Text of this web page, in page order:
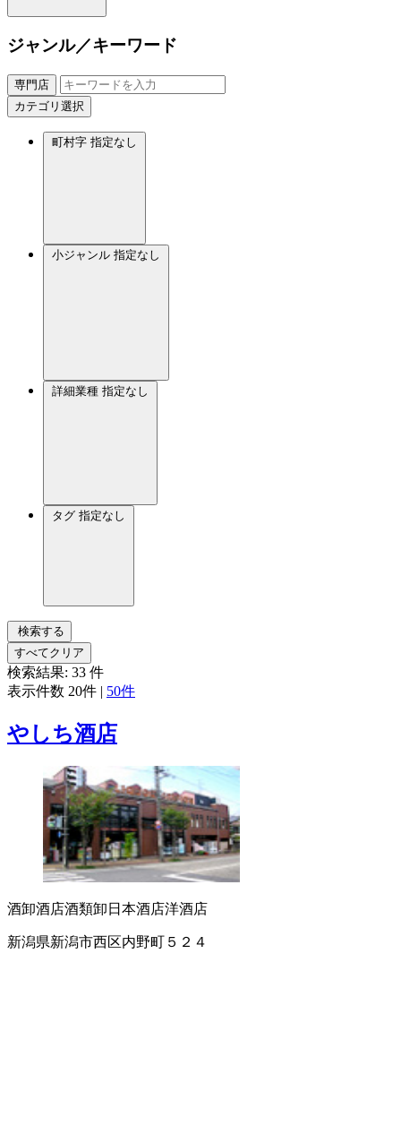
ジャンル／キーワード
専門店
カテゴリ選択
町村字 指定なし
小ジャンル 指定なし
詳細業種 指定なし
タグ 指定なし
検索する
すべてクリア
検索結果: 33 件
表示件数 20件 | 50件
やしち酒店
酒卸酒店酒類卸 日本酒店洋酒店
新潟県新潟市西区内野町５２４